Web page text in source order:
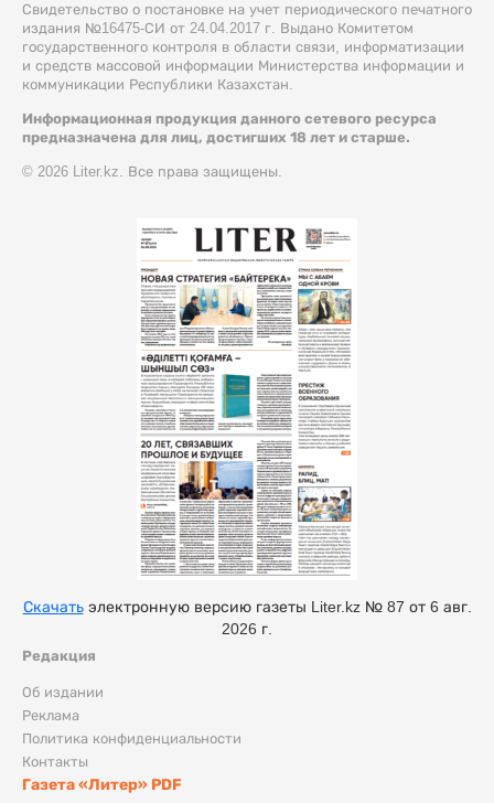
Свидетельство о постановке на учет периодического печатного
издания №16475-СИ от 24.04.2017 г. Выдано Комитетом
государственного контроля в области связи, информатизации
и средств массовой информации Министерства информации и
коммуникации Республики Казахстан.
Информационная продукция данного сетевого ресурса
предназначена для лиц, достигших 18 лет и старше.
© 2026 Liter.kz. Все права защищены.
Редакция
Об издании
Реклама
Политика конфиденциальности
Контакты
Газета «Литер» PDF
Скачатьэлектронную версию газеты Liter.kz № 87 от 6 авг.
2026 г.